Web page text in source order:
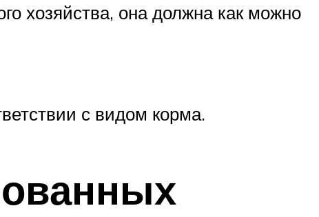
хозяйства, она должна как можно
с видом корма.